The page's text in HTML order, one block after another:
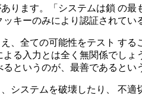
ります。「システムは鎖 の
キーのみにより認証されて
、全ての可能性をテスト す
る入力とは全く無関係でし
というのが、最善であるとい
システムを破壊したり、 不